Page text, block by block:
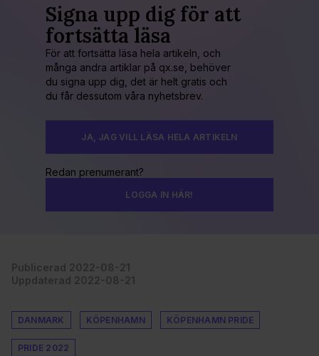
Signa upp dig för att
fortsätta läsa
För att fortsätta läsa hela artikeln, och
många andra artiklar på qx.se, behöver
du signa upp dig, det är helt gratis och
du får dessutom våra nyhetsbrev.
JA, JAG VILL LÄSA HELA ARTIKELN
Redan prenumerant?
LOGGA IN HÄR!
Publicerad 2022-08-21
Uppdaterad 2022-08-21
DANMARK KÖPENHAMN KÖPENHAMN PRIDE
PRIDE 2022